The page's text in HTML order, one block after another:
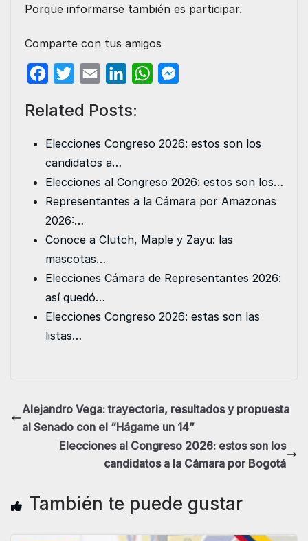
Porque informarse también es participar.
Comparte con tus amigos
c
o
o
k
i
t
e
r
a
n
d
I
W
A
p
n
g
r
Related Posts:
Elecciones Congreso 2026: estos son los
candidatos a…
Elecciones al Congreso 2026: estos son los…
Representantes a la Cámara por Amazonas
2026:…
Conoce a Clutch, Maple y Zayu: las
mascotas…
Elecciones Cámara de Representantes 2026:
así quedó…
Elecciones Congreso 2026: estas son las
listas…
Alejandro Vega: trayectoria, resultados y propuesta
al Senado con el “Hágame un 14”
Elecciones al Congreso 2026: estos son los
candidatos a la Cámara por Bogotá
También te puede gustar